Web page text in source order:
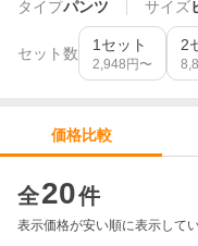
タイプパンツ サイズ
セット数 1セット
2,948 円〜
2
価格比較
全20件
表示価格が安い順に表示して